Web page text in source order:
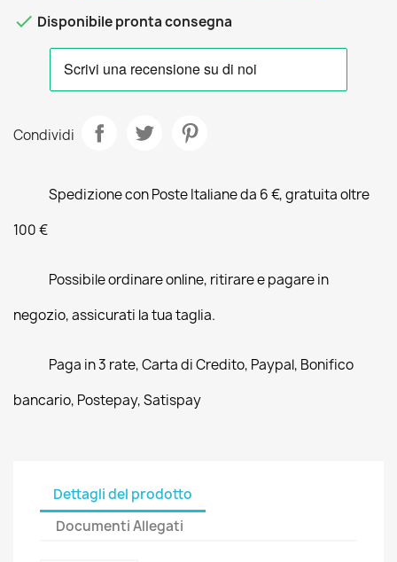
 Disponibile pronta consegna
Condividi
Spedizione con Poste Italiane da 6 €, gratuita oltre
100 €
Possibile ordinare online, ritirare e pagare in
negozio, assicurati la tua taglia.
Paga in 3 rate, Carta di Credito, Paypal, Bonifico
bancario, Postepay, Satispay
Dettagli del prodotto
Documenti Allegati